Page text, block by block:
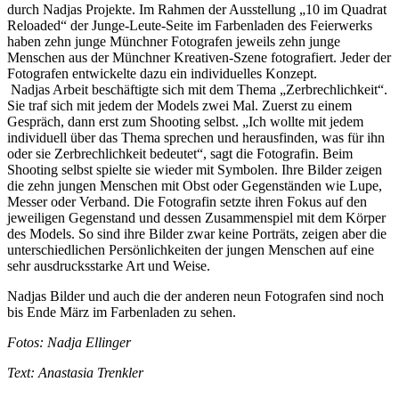
durch Nadjas Projekte. Im Rahmen der Ausstellung „10 im Quadrat
Reloaded“ der Junge-Leute-Seite im Farbenladen des Feierwerks
haben zehn junge Münchner Fotografen jeweils zehn junge
Menschen aus der Münchner Kreativen-Szene fotografiert. Jeder der
Fotografen entwickelte dazu ein individuelles Konzept.
Nadjas Arbeit beschäftigte sich mit dem Thema „Zerbrechlichkeit“.
Sie traf sich mit jedem der Models zwei Mal. Zuerst zu einem
Gespräch, dann erst zum Shooting selbst. „Ich wollte mit jedem
individuell über das Thema sprechen und herausfinden, was für ihn
oder sie Zerbrechlichkeit bedeutet“, sagt die Fotografin. Beim
Shooting selbst spielte sie wieder mit Symbolen. Ihre Bilder zeigen
die zehn jungen Menschen mit Obst oder Gegenständen wie Lupe,
Messer oder Verband. Die Fotografin setzte ihren Fokus auf den
jeweiligen Gegenstand und dessen Zusammenspiel mit dem Körper
des Models. So sind ihre Bilder zwar keine Porträts, zeigen aber die
unterschiedlichen Persönlichkeiten der jungen Menschen auf eine
sehr ausdrucksstarke Art und Weise.
Nadjas Bilder und auch die der anderen neun Fotografen sind noch
bis Ende März im Farbenladen zu sehen.
Fotos: Nadja Ellinger
Text: Anastasia Trenkler